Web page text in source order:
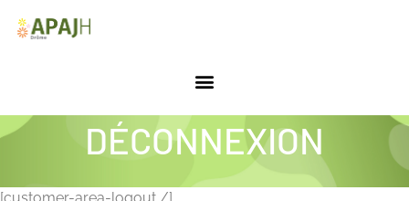
DÉCONNEXION
[customer-area-logout /]